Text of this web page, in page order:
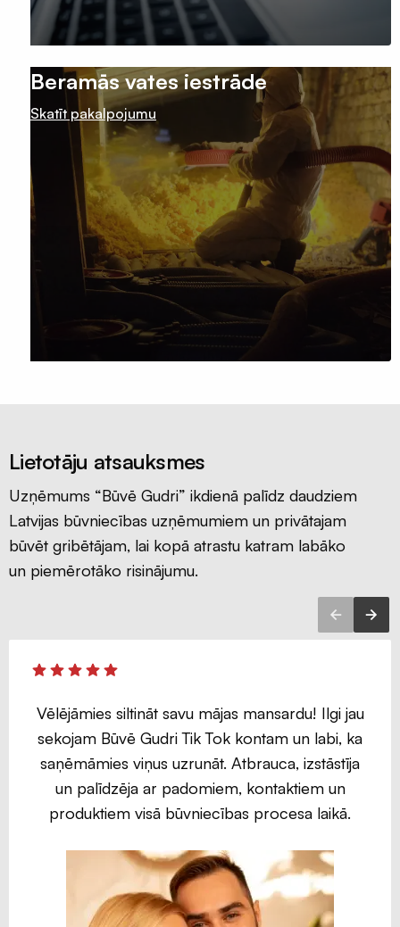
Beramās vates iestrāde
Skatīt pakalpojumu
Lietotāju atsauksmes
Uzņēmums “Būvē Gudri” ikdienā palīdz daudziem
Latvijas būvniecības uzņēmumiem un privātajam
būvēt gribētājam, lai kopā atrastu katram labāko
un piemērotāko risinājumu.
Vēlējāmies siltināt savu mājas mansardu! Ilgi jau
sekojam Būvē Gudri Tik Tok kontam un labi, ka
saņēmāmies viņus uzrunāt. Atbrauca, izstāstīja
un palīdzēja ar padomiem, kontaktiem un
produktiem visā būvniecības procesa laikā.